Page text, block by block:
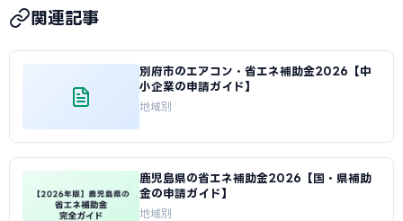
関連記事
別府市のエアコン・省エネ補助金2026【中
小企業の申請ガイド】
地域別
鹿児島県の省エネ補助金2026【国・県補助
金の申請ガイド】
地域別